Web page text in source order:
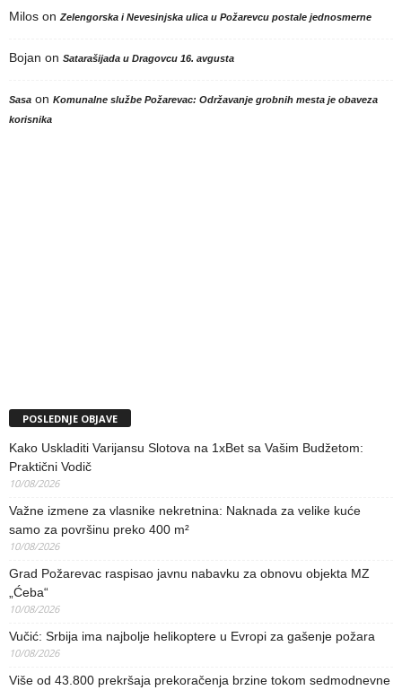
Milos onZelengorska i Nevesinjska ulica u Požarevcu postale jednosmerne
Bojan on Satarašijada u Dragovcu 16. avgusta
Sasa on Komunalne službe Požarevac: Održavanje grobnih mesta je obaveza
korisnika
POSLEDNJE OBJAVE
Kako Uskladiti Varijansu Slotova na 1xBet sa Vašim Budžetom:
Praktični Vodič
10/08/2026
Važne izmene za vlasnike nekretnina: Naknada za velike kuće
samo za površinu preko 400 m²
10/08/2026
Grad Požarevac raspisao javnu nabavku za obnovu objekta MZ
„Ćeba“
10/08/2026
Vučić: Srbija ima najbolje helikoptere u Evropi za gašenje požara
10/08/2026
Više od 43.800 prekršaja prekoračenja brzine tokom sedmodnevne